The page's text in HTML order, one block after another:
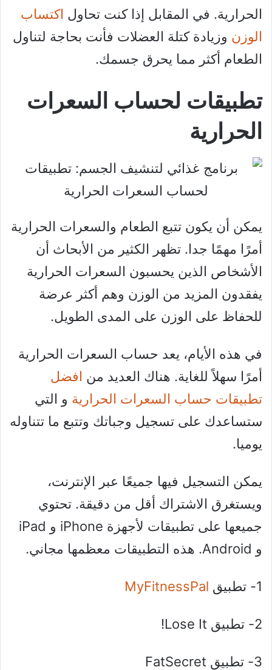
الحرارية. في المقابل إذا كنت تحاول اكتساب
الوزن وزيادة كتلة العضلات فأنت بحاجة لتناول
الطعام أكثر مما يحرق جسمك.
تطبيقات لحساب السعرات
الحرارية
يمكن أن يكون تتبع الطعام والسعرات الحرارية
أمرًا مهمًا جدا. تظهر الكثير من الأبحاث أن
الأشخاص الذين يحسبون السعرات الحرارية
يفقدون المزيد من الوزن وهم أكثر عرضة
للحفاظ على الوزن على المدى الطويل.
في هذه الأيام، يعد حساب السعرات الحرارية
أمرًا سهلاً للغاية. هناك العديد من افضل
تطبيقات حساب السعرات الحرارية و التي
ستساعدك على تسجيل وجباتك وتتبع ما تتناوله
يوميا.
يمكن التسجيل فيها جميعًا عبر الإنترنت،
ويستغرق الاشتراك أقل من دقيقة. تحتوي
جميعها على تطبيقات لأجهزة iPhone و iPad
و Android. هذه التطبيقات معظمها مجاني.
1- تطبيق MyFitnessPal
2- تطبيق Lose It!
3- تطبيق FatSecret